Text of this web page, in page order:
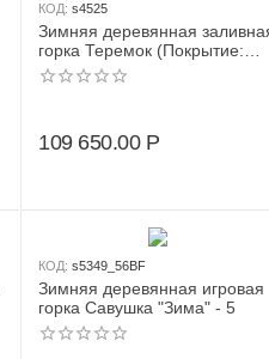
КОД: s4525
Зимняя деревянная
горка Теремок (Покрытие:
масло)
109 650.00 Р
КОД: s5349_56BF
Зимняя деревянная игровая
горка Савушка "Зима" - 5